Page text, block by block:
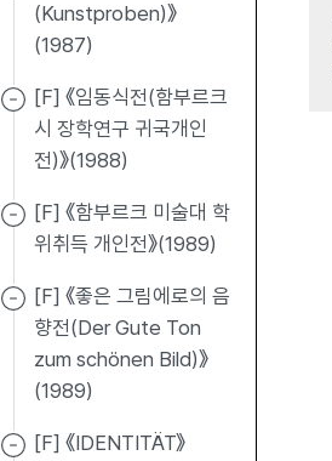
(Kunstproben)》
(1987)
[F] 《임동식전(함부르크
시 장학연구 귀국개인
전)》(1988)
[F] 《함부르크 미술대 학
위취득 개인전》(1989)
[F] 《좋은 그림에로의 음
향전(Der Gute Ton
zum schönen Bild)》
(1989)
[F] 《IDENTITÄT》